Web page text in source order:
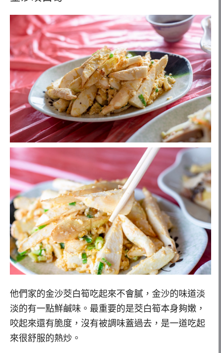
他們家的金沙茭白筍吃起來不會膩，金沙的味道淡
淡的有一點鮮鹹味。最重要的是茭白筍本身夠嫩，
咬起來還有脆度，沒有被調味蓋過去，是一道吃起
來很舒服的熱炒。